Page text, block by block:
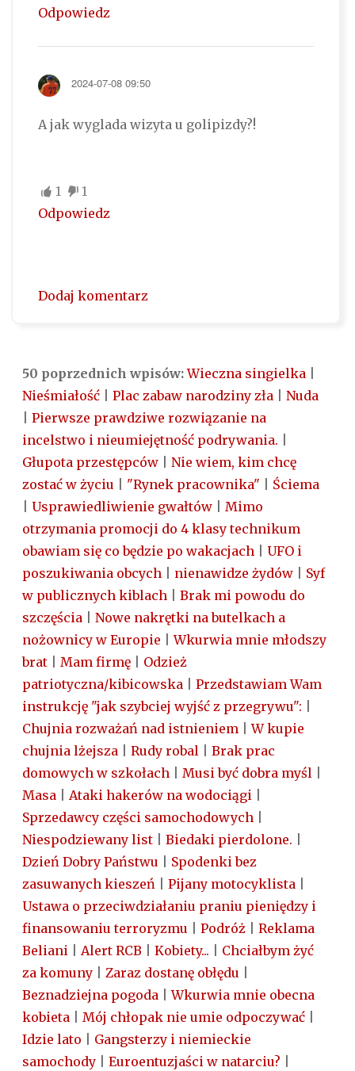
Odpowiedz
2024-07-08 09:50
A jak wyglada wizyta u golipizdy?!
1
1
Odpowiedz
Dodaj komentarz
50 poprzednich wpisów:Wieczna singielka
Nieśmiałość
Plac zabaw narodziny zła
Nuda
Pierwsze prawdziwe rozwiązanie na
incelstwo i nieumiejętność podrywania.
Głupota przestępców
Nie wiem, kim chcę
zostać w życiu
"Rynek pracownika"
Ściema
Usprawiedliwienie gwałtów
Mimo
otrzymania promocji do 4 klasy technikum
obawiam się co będzie po wakacjach
UFO i
poszukiwania obcych
nienawidze żydów
Syf
w publicznych kiblach
Brak mi powodu do
szczęścia
Nowe nakrętki na butelkach a
nożownicy w Europie |Wkurwia mnie młodszy
brat
Mam firmę
Odzież
patriotyczna/kibicowska
Przedstawiam Wam
instrukcję "jak szybciej wyjść z przegrywu":
Chujnia rozważań nad istnieniem |W kupie
chujnia lżejsza
Rudy robal
Brak prac
domowych w szkołach
Musi być dobra myśl
Masa
Ataki hakerów na wodociągi
Sprzedawcy części samochodowych
Niespodziewany list
Biedaki pierdolone.
Dzień Dobry Państwu
Spodenki bez
zasuwanych kieszeń
Pijany motocyklista
Ustawa o przeciwdziałaniu praniu pieniędzy i
finansowaniu terroryzmu
Podróż
Reklama
Beliani
Alert RCB Kobiety...
Chciałbym żyć
za komuny
Zaraz dostanę obłędu
Beznadziejna pogoda |Wkurwia mnie obecna
kobieta
Mój chłopak nie umie odpoczywać
Idzie lato
Gangsterzy i niemieckie
samochody
Euroentuzjaści w natarciu?